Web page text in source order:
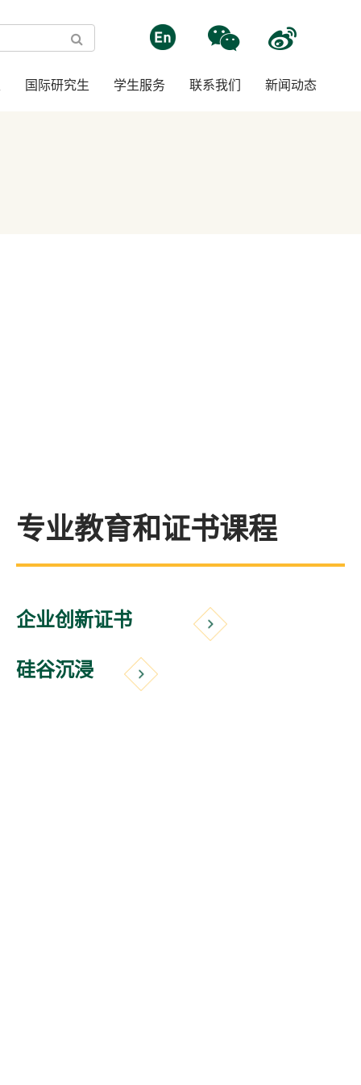
国际研究生 学生服务 联系我们 新闻动态
专业教育和证书课程
企业创新证书
硅谷沉浸